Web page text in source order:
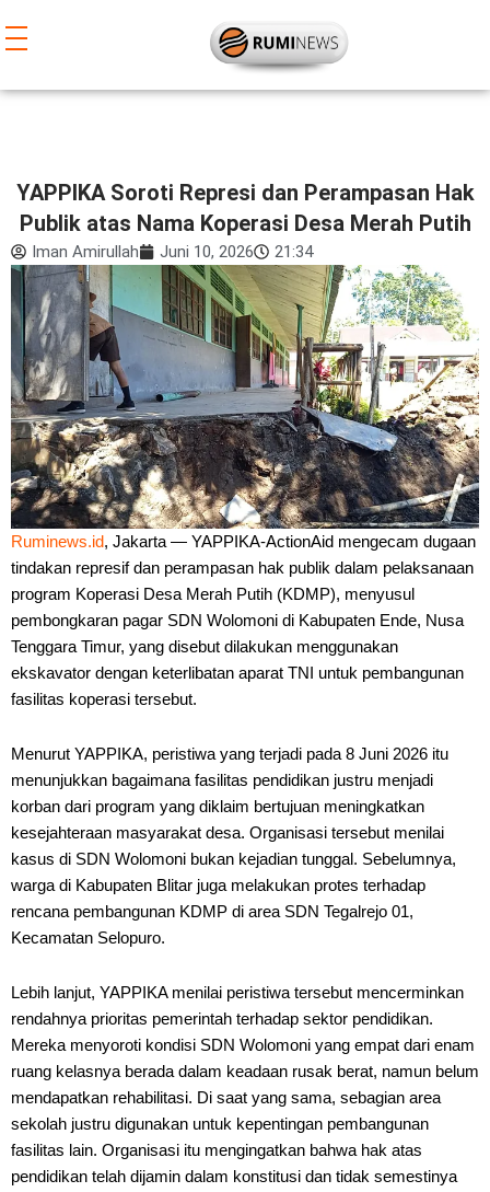
ke
YAPPIKA Soroti Represi dan Perampasan Hak
Publik atas Nama Koperasi Desa Merah Putih
Iman Amirullah Juni 10, 2026 21:34
Ruminews.id, Jakarta — YAPPIKA-ActionAid mengecam dugaan
tindakan represif dan perampasan hak publik dalam pelaksanaan
program Koperasi Desa Merah Putih (KDMP), menyusul
pembongkaran pagar SDN Wolomoni di Kabupaten Ende, Nusa
Tenggara Timur, yang disebut dilakukan menggunakan
ekskavator dengan keterlibatan aparat TNI untuk pembangunan
fasilitas koperasi tersebut.
Menurut YAPPIKA, peristiwa yang terjadi pada 8 Juni 2026 itu
menunjukkan bagaimana fasilitas pendidikan justru menjadi
korban dari program yang diklaim bertujuan meningkatkan
kesejahteraan masyarakat desa. Organisasi tersebut menilai
kasus di SDN Wolomoni bukan kejadian tunggal. Sebelumnya,
warga di Kabupaten Blitar juga melakukan protes terhadap
rencana pembangunan KDMP di area SDN Tegalrejo 01,
Kecamatan Selopuro.
Lebih lanjut, YAPPIKA menilai peristiwa tersebut mencerminkan
rendahnya prioritas pemerintah terhadap sektor pendidikan.
Mereka menyoroti kondisi SDN Wolomoni yang empat dari enam
ruang kelasnya berada dalam keadaan rusak berat, namun belum
mendapatkan rehabilitasi. Di saat yang sama, sebagian area
sekolah justru digunakan untuk kepentingan pembangunan
fasilitas lain. Organisasi itu mengingatkan bahwa hak atas
pendidikan telah dijamin dalam konstitusi dan tidak semestinya